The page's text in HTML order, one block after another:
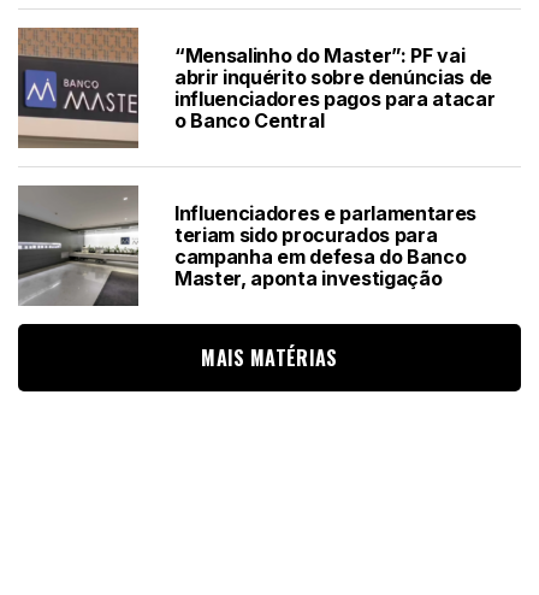
“Mensalinho do Master”: PF vai
abrir inquérito sobre denúncias de
influenciadores pagos para atacar
o Banco Central
Influenciadores e parlamentares
teriam sido procurados para
campanha em defesa do Banco
Master, aponta investigação
MAIS MATÉRIAS